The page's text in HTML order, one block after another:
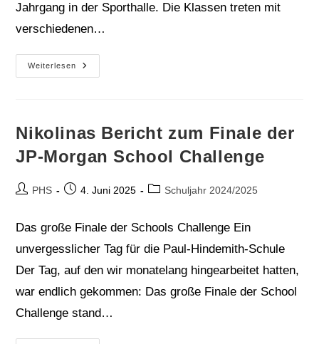
Jahrgang in der Sporthalle. Die Klassen treten mit
verschiedenen…
Weiterlesen Sportwoche
Nikolinas Bericht zum Finale der
JP-Morgan School Challenge
Beitrags-
PHS
Beitrag4. Juni 2025
Beitrags-
Schuljahr 2024/2025
Das große Finale der Schools Challenge Ein
unvergesslicher Tag für die Paul-Hindemith-Schule
Der Tag, auf den wir monatelang hingearbeitet hatten,
war endlich gekommen: Das große Finale der School
Challenge stand…